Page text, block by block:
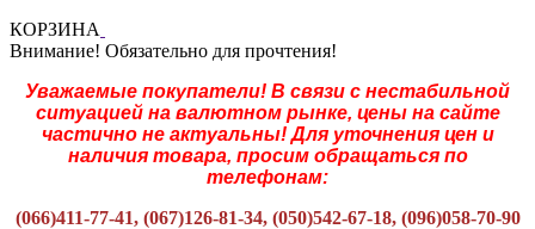
КОРЗИНА
Внимание! Обязательно для прочтения!
Уважаемые покупатели! В связи с нестабильной
ситуацией на валютном рынке, цены на сайте
частично не актуальны! Для уточнения цен и
наличия товара, просим обращаться по
телефонам:
(066)411-77-41, (067)126-81-34, (050)542-67-18, (096)058-70-90